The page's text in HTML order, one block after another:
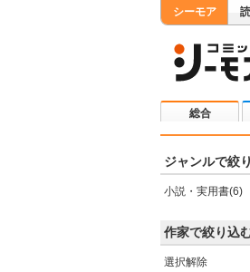
シーモア
総合
ジャンルで絞
小説・実用書(6)
作家で絞り込
選択解除